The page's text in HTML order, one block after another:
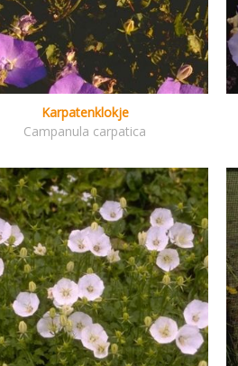
Karpatenklokje
Campanula carpatica